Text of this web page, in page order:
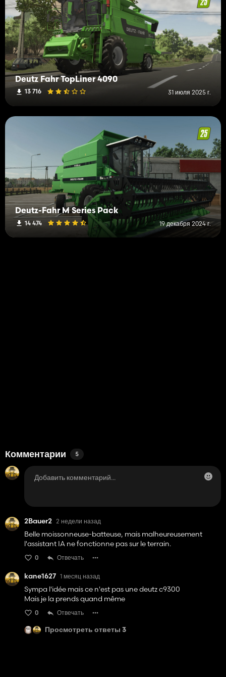
Deutz Fahr TopLiner 4090
13 716 31 июля 2025 г.
Deutz-Fahr M Series Pack
14 474 19 декабря 2024 г.
Комментарии 5
2Bauer2 2 недели назад
Belle moissonneuse-batteuse, mais malheureusement
l'assistant IA ne fonctionne pas sur le terrain.
0 Отвечать
kane1627 1 месяц назад
Sympa l'idée mais ce n'est pas une deutz c9300
Mais je la prends quand même
0 Отвечать
Просмотреть ответы 3